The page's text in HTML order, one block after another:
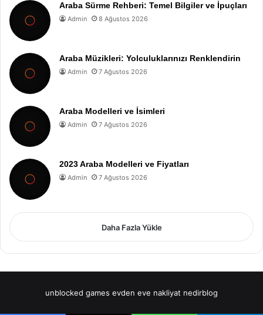
Araba Sürme Rehberi: Temel Bilgiler ve İpuçları
Admin 8 Ağustos 2026
Araba Müzikleri: Yolculuklarınızı Renklendirin
Admin 7 Ağustos 2026
Araba Modelleri ve İsimleri
Admin 7 Ağustos 2026
2023 Araba Modelleri ve Fiyatları
Admin 7 Ağustos 2026
Daha Fazla Yükle
unblocked games evden eve nakliyat nedirblog